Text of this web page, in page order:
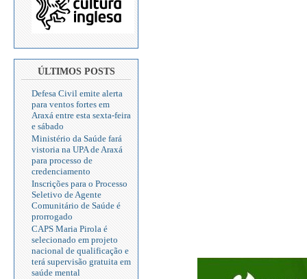
ÚLTIMOS POSTS
Defesa Civil emite alerta
para ventos fortes em
Araxá entre esta sexta-feira
e sábado
Ministério da Saúde fará
vistoria na UPA de Araxá
para processo de
credenciamento
Inscrições para o Processo
Seletivo de Agente
Comunitário de Saúde é
prorrogado
CAPS Maria Pirola é
selecionado em projeto
nacional de qualificação e
terá supervisão gratuita em
saúde mental